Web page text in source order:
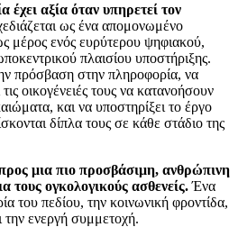
έχει αξία όταν υπηρετεί τον
ως ένα απομονωμένο
μέρος ενός ευρύτερου ψηφιακού,
πλαισίου υποστήριξης.
πρόσβαση στην πληροφορία, να
οικογένειές τους να κατανοήσουν
και να υποστηρίξει το έργο
δίπλα τους σε κάθε στάδιο της
μια πιο προσβάσιμη, ανθρώπινη
τους ογκολογικούς ασθενείς.Ένα
του πεδίου, την κοινωνική φροντίδα,
την ενεργή συμμετοχή.